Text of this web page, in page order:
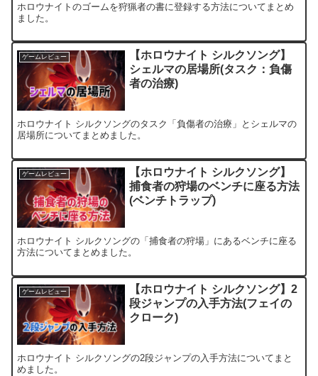
ホロウナイトのゴームを狩猟者の書に登録する方法についてまとめ
ました。
ゲームレビュー
【ホロウナイト シルクソング】
シェルマの居場所(タスク：負傷
者の治療)
ホロウナイト シルクソングのタスク「負傷者の治療」とシェルマの
居場所についてまとめました。
ゲームレビュー
【ホロウナイト シルクソング】
捕食者の狩場のベンチに座る方法
(ベンチトラップ)
ホロウナイト シルクソングの「捕食者の狩場」にあるベンチに座る
方法についてまとめました。
ゲームレビュー
【ホロウナイト シルクソング】2
段ジャンプの入手方法(フェイの
クローク)
ホロウナイト シルクソングの2段ジャンプの入手方法についてまと
めました。